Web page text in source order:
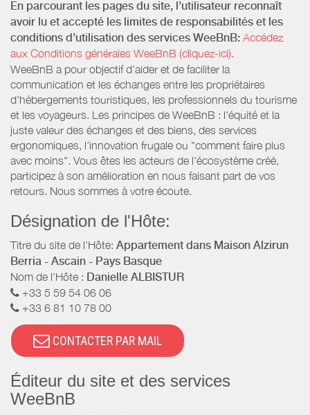
En parcourant les pages du site, l’utilisateur reconnaît
avoir lu et accepté les limites de responsabilités et les
conditions d’utilisation des services WeeBnB: Accédez
aux Conditions générales WeeBnB (cliquez-ici).
WeeBnB a pour objectif d’aider et de faciliter la
communication et les échanges entre les propriétaires
d'hébergements touristiques, les professionnels du tourisme
et les voyageurs. Les principes de WeeBnB : l'équité et la
juste valeur des échanges et des biens, des services
ergonomiques, l'innovation frugale ou "comment faire plus
avec moins". Vous êtes les acteurs de l'écosystème créé,
participez à son amélioration en nous faisant part de vos
retours. Nous sommes à votre écoute.
Désignation de l'Hôte:
Titre du site de l'Hôte: Appartement dans Maison Alzirun
Berria - Ascain - Pays Basque
Nom de l'Hôte : Danielle ALBISTUR
+33 5 59 54 06 06
+33 6 81 10 78 00
CONTACTER PAR MAIL
Éditeur du site et des services
WeeBnB